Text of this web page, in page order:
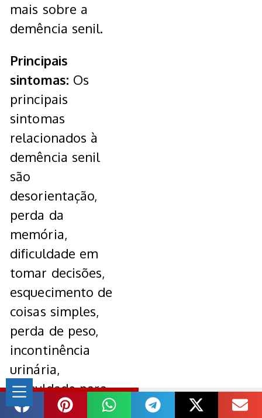
mais sobre a
demência senil.
Principais
sintomas: Os
principais
sintomas
relacionados à
demência senil
são
desorientação,
perda da
memória,
dificuldade em
tomar decisões,
esquecimento de
coisas simples,
perda de peso,
incontinência
urinária,
dificuldade para
dirigir ou fazer